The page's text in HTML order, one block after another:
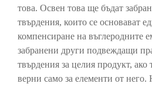
това. Освен това ще бъдат
твърдения, които се основават
компенсиране на въглеродните
забранени други подвеждащи
твърдения за целия продукт, ако
верни само за елементи от него.